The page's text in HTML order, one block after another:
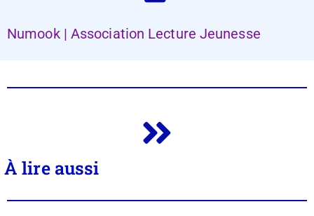
Numook | Association Lecture Jeunesse
À lire aussi